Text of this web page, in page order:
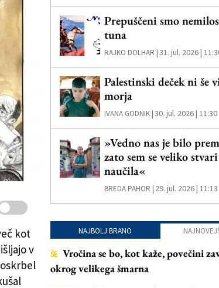
kot
v
Prepuščeni smo
tuna
RAJKO DOLHAR |31. jul. 2026 |
Palestinski deček ni še
morja
IVANA GODNIK |30. jul. 2026 | 11:30
»Vedno nas je bilo
zato sem se veliko stvari
naučila«
BREDA PAHOR | 29. jul. 2026 | 11:13
NAJBOLJ BRANO
ŠE Vročina se bo, kot kaže, povečini
okrog velikega šmarna